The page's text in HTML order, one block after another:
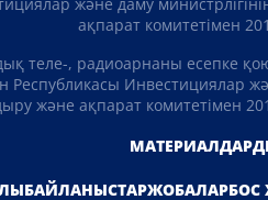
ақпарат комитетімен
теле-, радиоарнаны есепке
Республикасы Инвестициялар
және ақпарат комитетімен
БАЙЛАНЫСТАРЖОБАЛАР